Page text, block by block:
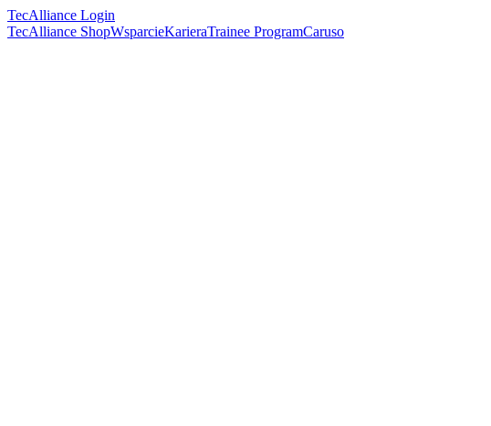
TecAlliance Login
TecAlliance ShopWsparcieKarieraTrainee ProgramCaruso